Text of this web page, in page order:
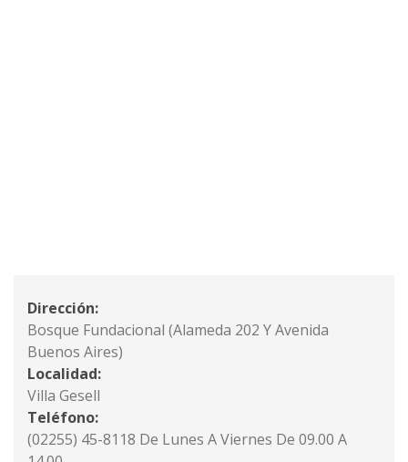
Dirección:
Bosque Fundacional (Alameda 202 Y Avenida
Buenos Aires)
Localidad:
Villa Gesell
Teléfono:
(02255) 45-8118 De Lunes A Viernes De 09.00 A